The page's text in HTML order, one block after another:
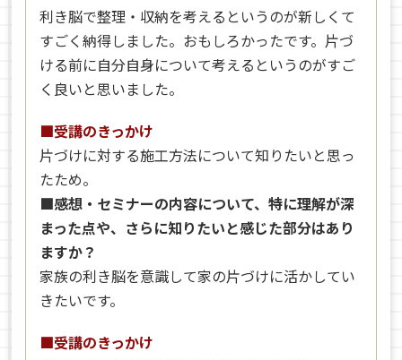
利き脳で整理・収納を考えるというのが新しくて
すごく納得しました。おもしろかったです。片づ
ける前に自分自身について考えるというのがすご
く良いと思いました。
■受講のきっかけ
片づけに対する施工方法について知りたいと思っ
たため。
■感想・セミナーの内容について、特に理解が深
まった点や、さらに知りたいと感じた部分はあり
ますか？
家族の利き脳を意識して家の片づけに活かしてい
きたいです。
■受講のきっかけ